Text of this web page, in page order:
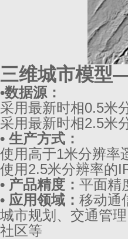
三维城市模
•数据源：
采用最新时相0.5米
采用最新时相2.5米
• 生产方式：
使用高于1米分辨率
使用2.5米分辨率的
• 产品精度： 平面精
• 应用领域： 移动通
城市规划、交通管
社区等